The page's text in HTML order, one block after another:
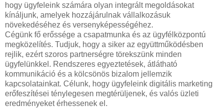
hogy ügyfeleink számára olyan integrált megoldásokat
kínáljunk, amelyek hozzájárulnak vállalkozásuk
növekedéséhez és versenyképességéhez.
Cégünk fő erőssége a csapatmunka és az ügyfélközpontú
megközelítés. Tudjuk, hogy a siker az együttműködésben
rejlik, ezért szoros partnerségre törekszünk minden
ügyfelünkkel. Rendszeres egyeztetések, átlátható
kommunikáció és a kölcsönös bizalom jellemzik
kapcsolatainkat. Célunk, hogy ügyfeleink digitális marketing
erőfeszítései ténylegesen megtérüljenek, és valós üzleti
eredményeket érhessenek el.